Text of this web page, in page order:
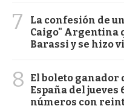
7
La confesión de
Caigo" Argentina
Barassi y se hizo
8
El boleto ganador
España del jueves
números con